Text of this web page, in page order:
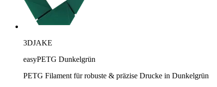
3DJAKE
easyPETG Dunkelgrün
PETG Filament für robuste & präzise Drucke in Dunkelgrün